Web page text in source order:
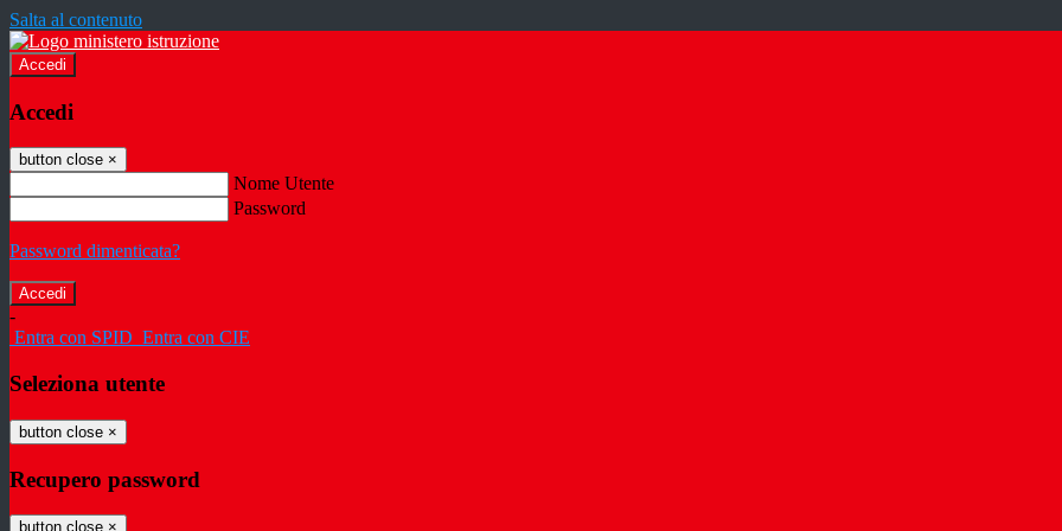
Salta al contenuto
Accedi
Accedi
button close ×
Nome Utente
Password
Password dimenticata?
-
Entra con SPID Entra con CIE
Seleziona utente
button close ×
Recupero password
button close ×